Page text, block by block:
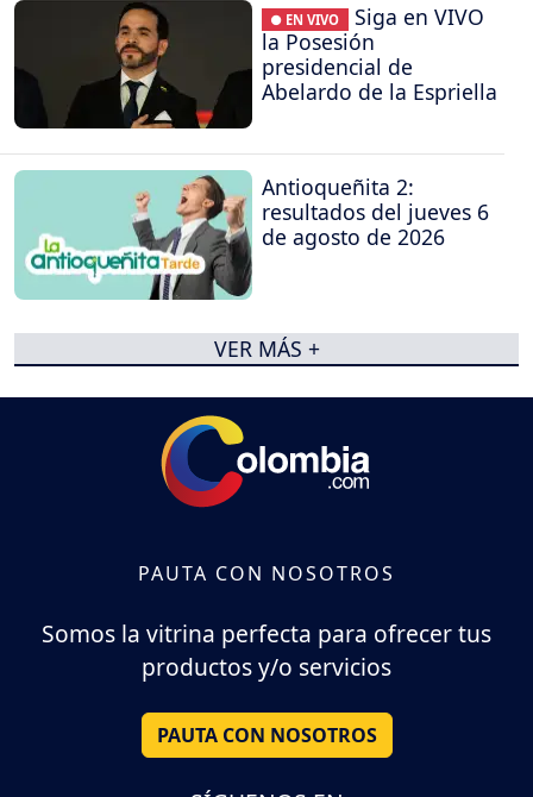
● EN VIVO
Siga en VIVO
la Posesión
presidencial de
Abelardo de la Espriella
Antioqueñita 2:
resultados del jueves 6
de agosto de 2026
VER MÁS +
PAUTA CON NOSOTROS
Somos la vitrina perfecta para ofrecer tus
productos y/o servicios
PAUTA CON NOSOTROS